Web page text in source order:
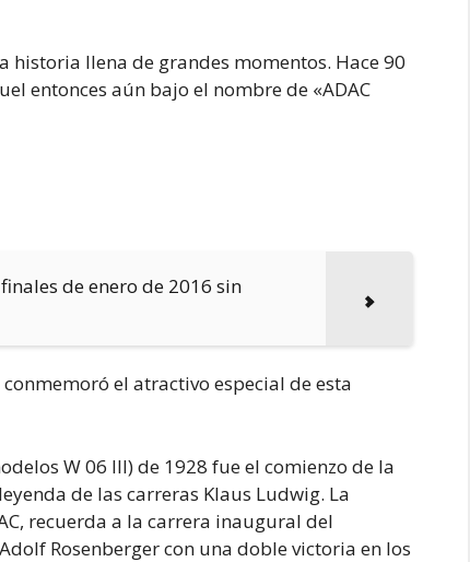
historia llena de grandes momentos. Hace 90
entonces aún bajo el nombre de «ADAC
de enero de 2016 sin
el atractivo especial de esta
W 06 III) de 1928 fue el comienzo de la
de las carreras Klaus Ludwig. La
recuerda a la carrera inaugural del
Rosenberger con una doble victoria en los